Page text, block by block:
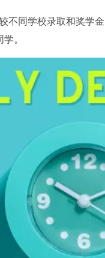
同学校录取和奖学金
。